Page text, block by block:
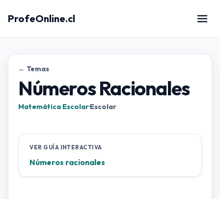
ProfeOnline.cl
← Temas
Números Racionales
Matemática Escolar·Escolar
VER GUÍA INTERACTIVA
Números racionales